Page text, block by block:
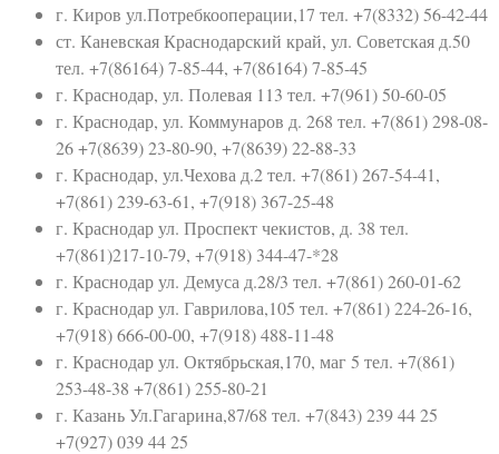
г. Киров ул.Потребкооперации,17 тел. +7(8332) 56-42-44
ст. Каневская Краснодарский край, ул. Советская д.50
тел. +7(86164) 7-85-44, +7(86164) 7-85-45
г. Краснодар, ул. Полевая 113 тел. +7(961) 50-60-05
г. Краснодар, ул. Коммунаров д. 268 тел. +7(861) 298-08-
26 +7(8639) 23-80-90, +7(8639) 22-88-33
г. Краснодар, ул.Чехова д.2 тел. +7(861) 267-54-41,
+7(861) 239-63-61, +7(918) 367-25-48
г. Краснодар ул. Проспект чекистов, д. 38 тел.
+7(861)217-10-79, +7(918) 344-47-*28
г. Краснодар ул. Демуса д.28/3 тел. +7(861) 260-01-62
г. Краснодар ул. Гаврилова,105 тел. +7(861) 224-26-16,
+7(918) 666-00-00, +7(918) 488-11-48
г. Краснодар ул. Октябрьская,170, маг 5 тел. +7(861)
253-48-38 +7(861) 255-80-21
г. Казань Ул.Гагарина,87/68 тел. +7(843) 239 44 25
+7(927) 039 44 25